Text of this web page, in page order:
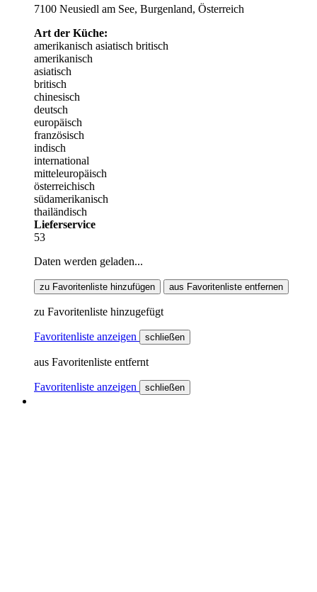
7100 Neusiedl am See, Burgenland, Österreich
Art der Küche:
amerikanisch asiatisch britisch
amerikanisch
asiatisch
britisch
chinesisch
deutsch
europäisch
französisch
indisch
international
mitteleuropäisch
österreichisch
südamerikanisch
thailändisch
Lieferservice
53
Daten werden geladen...
zu Favoritenliste hinzufügen aus Favoritenliste entfernen
zu Favoritenliste hinzugefügt
Favoritenliste anzeigen schließen
aus Favoritenliste entfernt
Favoritenliste anzeigen schließen